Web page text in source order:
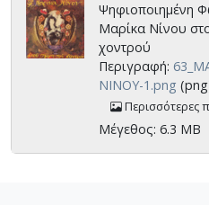
Ψηφιοποιημένη
Μαρίκα Νίνου
χοντρού
Περιγραφή:
ΝΙΝΟΥ-1.png
Περισσότερες
Μέγεθος: 6.3 MB